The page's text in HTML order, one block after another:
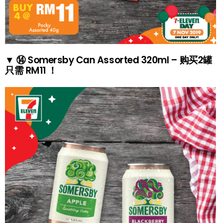
▼ ⑭ Somersby Can Assorted 320ml – 购买2罐
只需 RM11 ！